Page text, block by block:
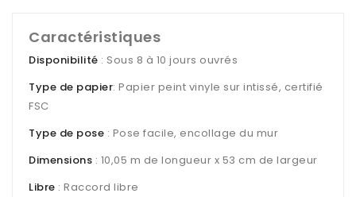
Caractéristiques
Disponibilité : Sous 8 à 10 jours ouvrés
Type de papier: Papier peint vinyle sur intissé, certifié
FSC
Type de pose : Pose facile, encollage du mur
Dimensions : 10,05 m de longueur x 53 cm de largeur
Libre : Raccord libre